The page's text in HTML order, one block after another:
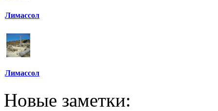
Лимассол
Лимассол
Новые заметки: